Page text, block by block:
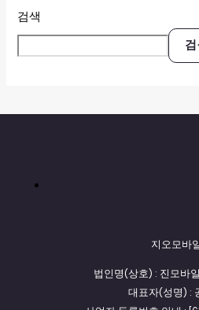
검색
지오모바
법인명(상호) : 진모바
대표자(성명) :